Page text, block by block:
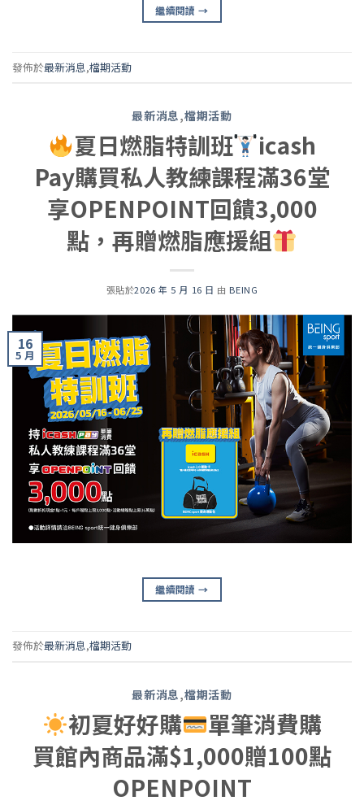
繼續閱讀→
發佈於最新消息,檔期活動
最新消息,檔期活動
夏日燃脂特訓班
icash
Pay購買私人教練課程滿36堂
享OPENPOINT回饋3,000
點，再贈燃脂應援組
張貼於2026 年 5 月 16 日 由 BEING
16
5 月
繼續閱讀→
發佈於最新消息,檔期活動
最新消息,檔期活動
初夏好好購
單筆消費購
買館內商品滿$1,000贈100點
OPENPOINT